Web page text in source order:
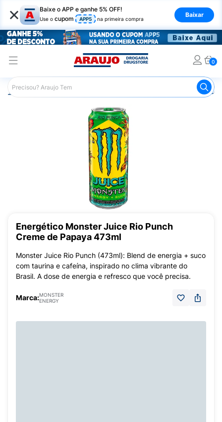
× Baixe o APP e ganhe 5% OFF!
Use o cupom APP5 na primeira compra
Baixar
0
Araujo Mercado
Energético Monster Juice Rio Punch
Creme de Papaya 473ml
Monster Juice Rio Punch (473ml): Blend de energia + suco
com taurina e cafeína, inspirado no clima vibrante do
Brasil. A dose de energia e refresco que você precisa.
Marca:MONSTER
ENERGY